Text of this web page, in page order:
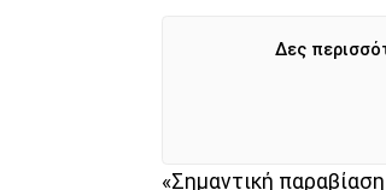
Δες
«Σημαντική